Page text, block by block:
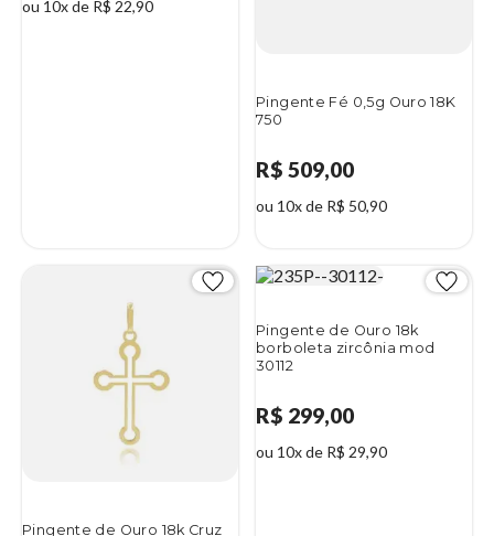
ou 10x de R$ 22,90
Pingente Fé 0,5g Ouro 18K
750
R$ 509,00
ou 10x de R$ 50,90
Pingente de Ouro 18k Cruz
Pingente de Ouro 18k
borboleta zircônia mod
30112
R$ 299,00
ou 10x de R$ 29,90